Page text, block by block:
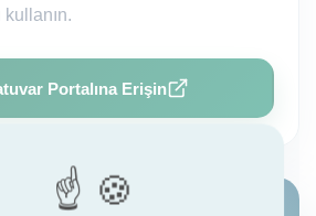
kullanın.
Portalına Erişin